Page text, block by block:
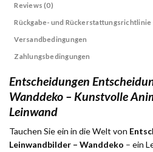
Reviews (0)
Rückgabe- und Rückerstattungsrichtlinie
Versandbedingungen
Zahlungsbedingungen
Entscheidungen
Wanddeko – Kunstvolle
Leinwand
Tauchen Sie ein in die Welt von
Leinwandbilder – Wanddeko – ein